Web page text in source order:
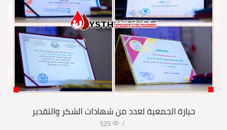
حيازة الجمعية لعدد من شهادات الشكر والتقدير
/
525